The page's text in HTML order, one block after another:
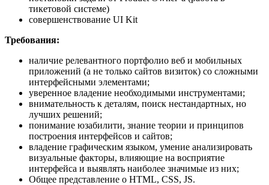
тикетовой системе)
совершенствование UI Kit
Требования:
наличие релевантного портфолио веб и мобильных
приложений (а не только сайтов визиток) со сложными
интерфейсными элементами;
уверенное владение необходимыми инструментами;
внимательность к деталям, поиск нестандартных, но
лучших решений;
понимание юзабилити, знание теории и принципов
построения интерфейсов и сайтов;
владение графическим языком, умение анализировать
визуальные факторы, влияющие на восприятие
интерфейса и выявлять наиболее значимые из них;
Общее представление о HTML, CSS, JS.